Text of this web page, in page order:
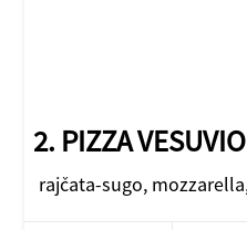
2. PIZZA VESUVIO
rajčata-sugo,